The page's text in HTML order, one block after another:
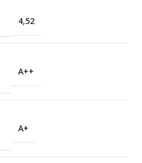
4,52
A++
A+